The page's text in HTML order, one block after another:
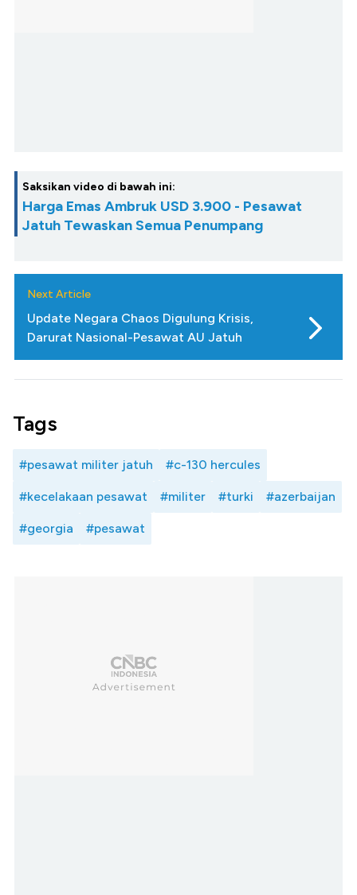
Saksikan video di bawah ini:
Harga Emas Ambruk USD 3.900 - Pesawat
Jatuh Tewaskan Semua Penumpang
Next Article
Update Negara Chaos Digulung Krisis,
Darurat Nasional-Pesawat AU Jatuh
Tags
#pesawat militer jatuh #c-130 hercules
#kecelakaan pesawat #militer #turki #azerbaijan
#georgia #pesawat